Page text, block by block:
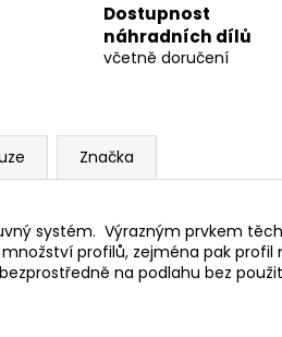
Dostupnost
náhradních dílů
včetně doručení
Značka
systém. Výrazným prvkem
profilů, zejména pak
na podlahu bez